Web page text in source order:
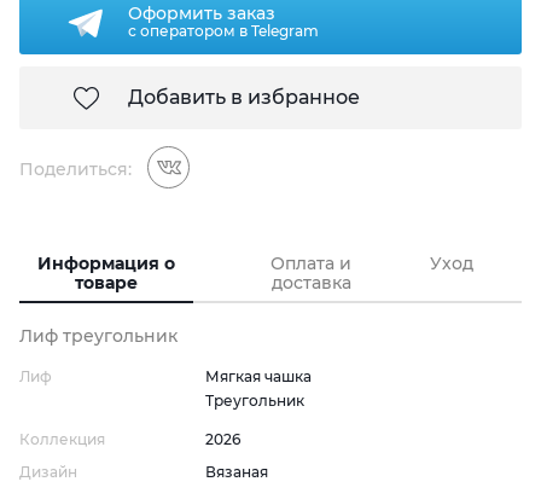
Оформить заказ
с оператором в Telegram
Добавить в избранное
Поделиться:
Информация о
товаре
Оплата и
доставка
Уход
Лиф треугольник
Лиф
Мягкая чашка
Треугольник
Коллекция
2026
Дизайн
Вязаная